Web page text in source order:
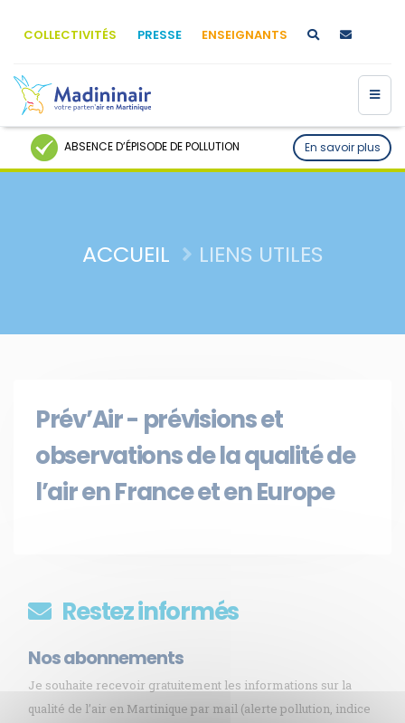
COLLECTIVITÉS PRESSE ENSEIGNANTS
ABSENCE D’ÉPISODE DE POLLUTION En savoir plus
ACCUEIL LIENS UTILES
Prév’Air - prévisions et
observations de la qualité de
l’air en France et en Europe
Restez informés
Nos abonnements
Je souhaite recevoir gratuitement les informations sur la
qualité de l’air en Martinique par mail (alerte pollution, indice